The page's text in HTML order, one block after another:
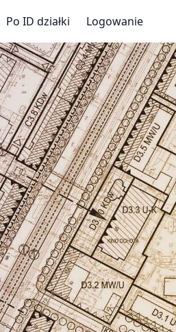
Po ID działki Logowanie